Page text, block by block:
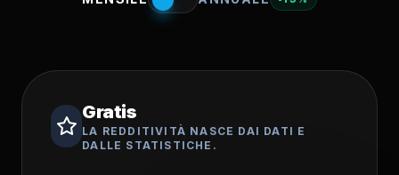
Gratis
LA REDDITIVITÀ NASCE DAI DATI E
DALLE STATISTICHE.